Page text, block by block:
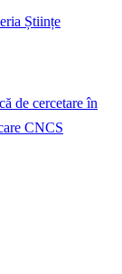
Științe
de cercetare în
CNCS